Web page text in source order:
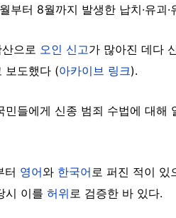
부터 8월까지 발생한 납치·유괴
으로 오인 신고가 많아진 데다
보도했다 (아카이브 링크).
민들에게 신종 범죄 수법에 대
터 영어와 한국어 로 퍼진 적이 있
시 이를 허위 로 검증한 바 있다.